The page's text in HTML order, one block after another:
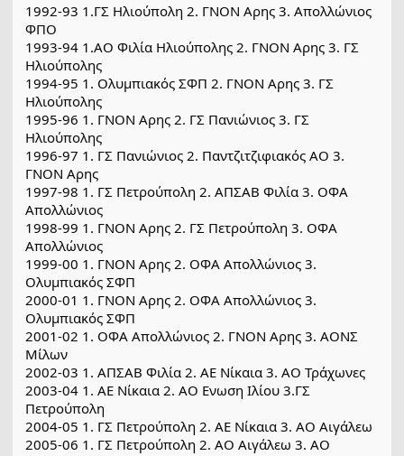
1992-93 1.ΓΣ Ηλιούπολη 2. ΓΝΟΝ Αρης 3. Απολλώνιος
ΦΠΟ
1993-94 1.ΑΟ Φιλία Ηλιούπολης 2. ΓΝΟΝ Αρης 3. ΓΣ
Ηλιούπολης
1994-95 1. Ολυμπιακός ΣΦΠ 2. ΓΝΟΝ Αρης 3. ΓΣ
Ηλιούπολης
1995-96 1. ΓΝΟΝ Αρης 2. ΓΣ Πανιώνιος 3. ΓΣ
Ηλιούπολης
1996-97 1. ΓΣ Πανιώνιος 2. Παντζιτζιφιακός ΑΟ 3.
ΓΝΟΝ Αρης
1997-98 1. ΓΣ Πετρούπολη 2. ΑΠΣΑΒ Φιλία 3. ΟΦΑ
Απολλώνιος
1998-99 1. ΓΝΟΝ Αρης 2. ΓΣ Πετρούπολη 3. ΟΦΑ
Απολλώνιος
1999-00 1. ΓΝΟΝ Αρης 2. ΟΦΑ Απολλώνιος 3.
Ολυμπιακός ΣΦΠ
2000-01 1. ΓΝΟΝ Αρης 2. ΟΦΑ Απολλώνιος 3.
Ολυμπιακός ΣΦΠ
2001-02 1. ΟΦΑ Απολλώνιος 2. ΓΝΟΝ Αρης 3. ΑΟΝΣ
Μίλων
2002-03 1. ΑΠΣΑΒ Φιλία 2. ΑΕ Νίκαια 3. ΑΟ Τράχωνες
2003-04 1. ΑΕ Νίκαια 2. ΑΟ Ενωση Ιλίου 3.ΓΣ
Πετρούπολη
2004-05 1. ΓΣ Πετρούπολη 2. ΑΕ Νίκαια 3. ΑΟ Αιγάλεω
2005-06 1. ΓΣ Πετρούπολη 2. ΑΟ Αιγάλεω 3. ΑΟ